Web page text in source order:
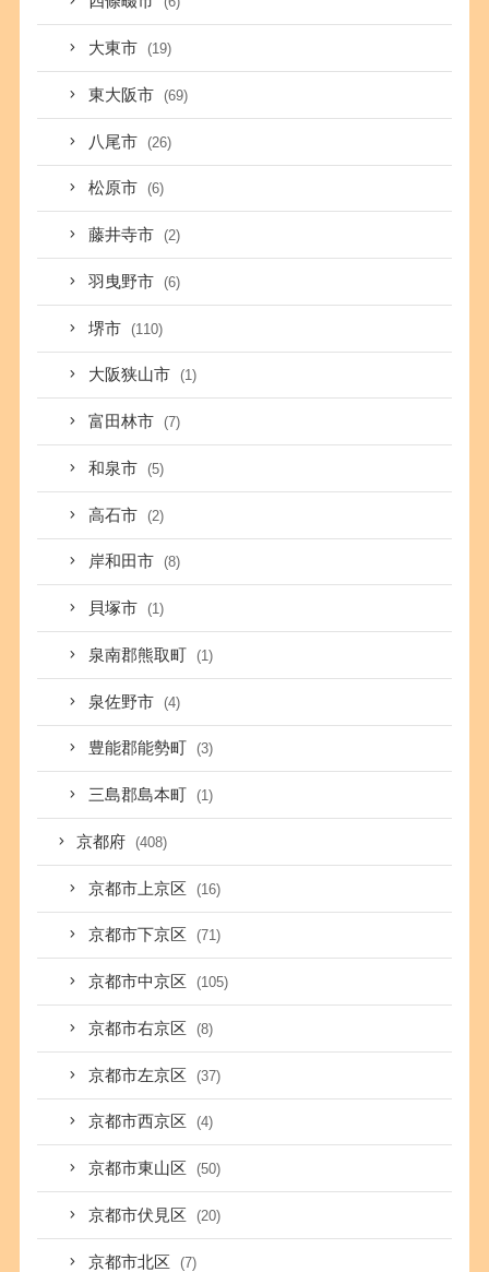
大東市 (19)
東大阪市 (69)
八尾市 (26)
松原市 (6)
藤井寺市 (2)
羽曳野市 (6)
堺市 (110)
大阪狭山市 (1)
富田林市 (7)
和泉市 (5)
高石市 (2)
岸和田市 (8)
貝塚市 (1)
泉南郡熊取町 (1)
泉佐野市 (4)
豊能郡能勢町 (3)
三島郡島本町 (1)
京都府 (408)
京都市上京区 (16)
京都市下京区 (71)
京都市中京区 (105)
京都市右京区 (8)
京都市左京区 (37)
京都市西京区 (4)
京都市東山区 (50)
京都市伏見区 (20)
京都市北区 (7)